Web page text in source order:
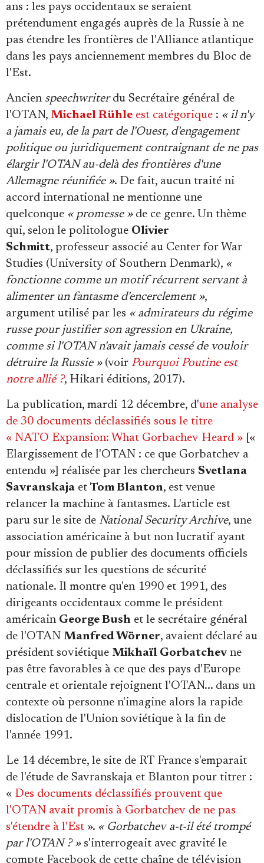
ans : les pays occidentaux se seraient
prétendument engagés auprès de la Russie à ne
pas étendre les frontières de l'Alliance atlantique
dans les pays anciennement membres du Bloc de
l'Est.
Ancien speechwriterdu Secrétaire général de
l'OTAN, Michael Rühle est catégorique : « il n'y
a jamais eu, de la part de l'Ouest, d'engagement
politique ou juridiquement contraignant de ne pas
élargir l'OTAN au-delà des frontières d'une
Allemagne réunifiée ». De fait, aucun traité ni
accord international ne mentionne une
quelconque « promesse »de ce genre. Un thème
qui, selon le politologue Olivier
Schmitt, professeur associé au Center for War
Studies (University of Southern Denmark), «
fonctionne comme un motif récurrent servant à
alimenter un fantasme d'encerclement »,
argument utilisé par les « admirateurs du régime
russe pour justifier son agression en Ukraine,
comme si l'OTAN n'avait jamais cessé de vouloir
détruire la Russie »(voir Pourquoi Poutine est
notre allié ?, Hikari éditions, 2017).
La publication, mardi 12 décembre, d'une analyse
de 30 documents déclassifiés sous le titre
« NATO Expansion: What Gorbachev Heard » [«
Elargissement de l'OTAN : ce que Gorbatchev a
entendu »] réalisée par les chercheurs Svetlana
Savranskaja et Tom Blanton, est venue
relancer la machine à fantasmes. L'article est
paru sur le site de National Security Archive, une
association américaine à but non lucratif ayant
pour mission de publier des documents officiels
déclassifiés sur les questions de sécurité
nationale. Il montre qu'en 1990 et 1991, des
dirigeants occidentaux comme le président
américain George Bush et le secrétaire général
de l'OTAN Manfred Wörner, avaient déclaré au
président soviétique Mikhaïl Gorbatchev ne
pas être favorables à ce que des pays d'Europe
centrale et orientale rejoignent l'OTAN... dans un
contexte où personne n'imagine alors la rapide
dislocation de l'Union soviétique à la fin de
l'année 1991.
Le 14 décembre, le site de RT France s'emparait
de l'étude de Savranskaja et Blanton pour titrer :
« Des documents déclassifiés prouvent que
l'OTAN avait promis à Gorbatchev de ne pas
s'étendre à l'Est ». « Gorbatchev a-t-il été trompé
par l'OTAN ? »s'interrogeait avec gravité le
compte Facebook de cette chaîne de télévision